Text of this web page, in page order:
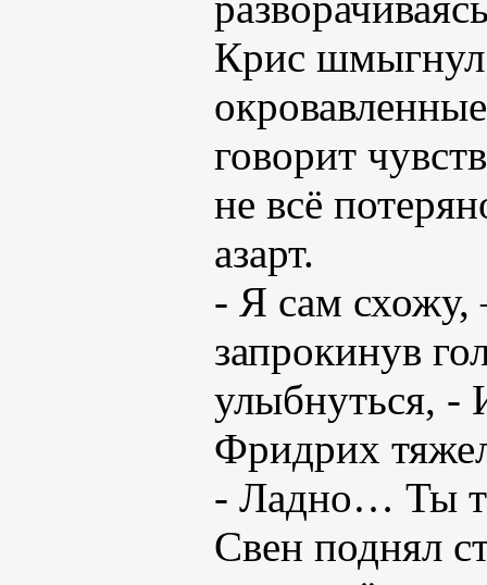
Крис шмыгнул
говорит
не всё
азарт.
- Я сам схожу,
запрокинув
улыбнуться,
Фридрих
- Ладно… Ты
Свен поднял